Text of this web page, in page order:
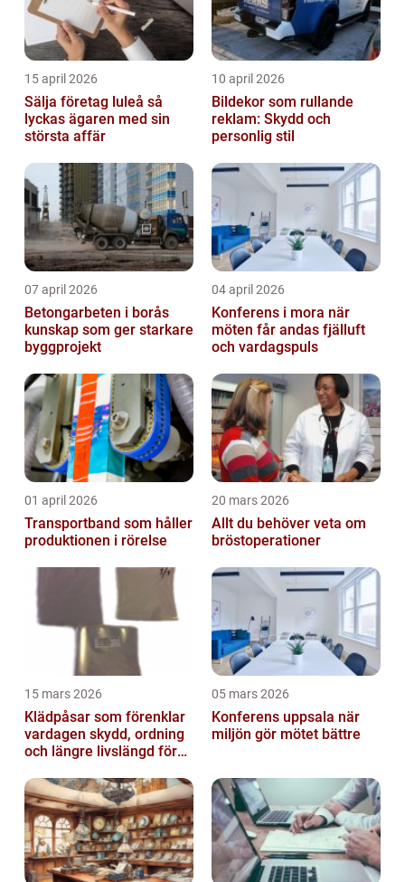
15 april 2026
Sälja företag luleå så
lyckas ägaren med sin
största affär
10 april 2026
Bildekor som rullande
reklam: Skydd och
personlig stil
07 april 2026
Betongarbeten i borås
kunskap som ger starkare
byggprojekt
04 april 2026
Konferens i mora när
möten får andas fjälluft
och vardagspuls
01 april 2026
Transportband som håller
produktionen i rörelse
20 mars 2026
Allt du behöver veta om
bröstoperationer
15 mars 2026
Klädpåsar som förenklar
vardagen skydd, ordning
och längre livslängd för
05 mars 2026
Konferens uppsala när
miljön gör mötet bättre